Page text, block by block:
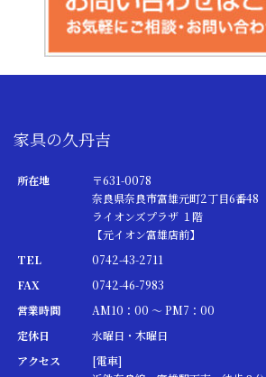
家具の久丹吉
所在地
〒631-0078
奈良県奈良市富雄元町2丁目6番48
ライオンズプラザ １階
【元イオン富雄店前】
TEL
0742-43-2711
FAX
0742-46-7983
営業時間
AM10：00 ～ PM7：00
定休日
水曜日・木曜日
アクセス
[電車]